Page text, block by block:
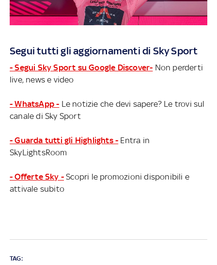
Segui tutti gli aggiornamenti di Sky Sport
- Segui Sky Sport su Google Discover- Non perderti
live, news e video
- WhatsApp - Le notizie che devi sapere? Le trovi sul
canale di Sky Sport
- Guarda tutti gli Highlights - Entra in
SkyLightsRoom
- Offerte Sky - Scopri le promozioni disponibili e
attivale subito
TAG: